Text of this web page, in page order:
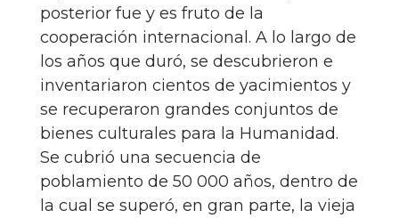
posterior fue y es fruto de la
cooperación internacional. A lo largo de
los años que duró, se descubrieron e
inventariaron cientos de yacimientos y
se recuperaron grandes conjuntos de
bienes culturales para la Humanidad.
Se cubrió una secuencia de
poblamiento de 50 000 años, dentro de
la cual se superó, en gran parte, la vieja